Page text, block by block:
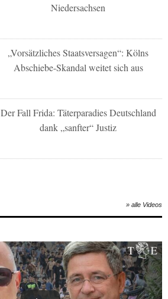
Niedersachsen
„Vorsätzliches Staatsversagen“: Kölns
Abschiebe-Skandal weitet sich aus
Der Fall Frida: Täterparadies Deutschland
dank „sanfter“ Justiz
» alle Videos